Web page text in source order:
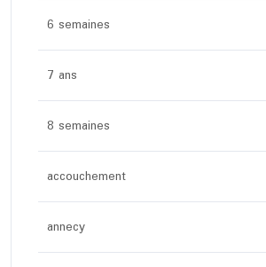
6 semaines
7 ans
8 semaines
accouchement
annecy